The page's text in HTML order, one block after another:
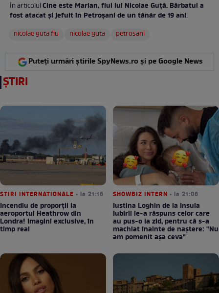
În articolulCine este Marian, fiul lui Nicolae Guță. Bărbatul a
fost atacat și jefuit în Petroșani de un tânăr de 19 ani:
nicolae guta fiu
nicolae guta petrosani
Puteți urmări știrile SpyNews.ro și pe Google News
ȘTIRI
STIRI INTERNATIONALE • la 21:16
Incendiu de proporții la
aeroportul Heathrow din
Londra! Imagini exclusive, în
timp real
SHOWBIZ INTERN • la 21:06
Iustina Loghin de la Insula
Iubirii le-a răspuns celor care
au pus-o la zid, pentru că s-a
machiat înainte de naștere: "Nu
am pomenit așa ceva"